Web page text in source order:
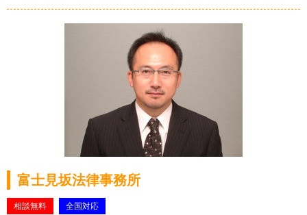
富士見坂法律事務所
相談無料 全国対応